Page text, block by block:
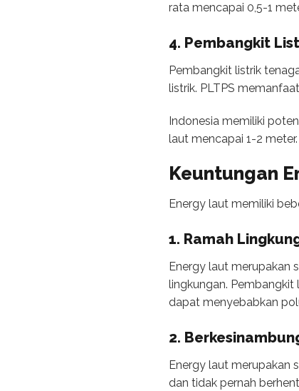
rata mencapai 0,5-1
4. Pembangkit
Pembangkit listrik
listrik. PLTPS
Indonesia memiliki
laut mencapai 1-2 meter.
Keuntungan
Energy laut memiliki
1. Ramah
Energy laut merupakan
lingkungan. Pembangkit
dapat menyebabkan
2.
Energy laut merupakan
dan tidak pernah